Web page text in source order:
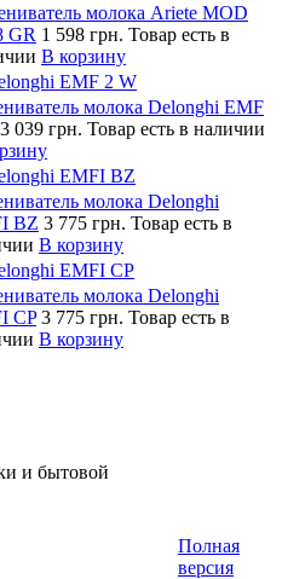
молока Ariete MOD
GR 1 598 грн. Товар есть в
В корзину
EMF 2 W
молока Delonghi EMF
3 039 грн. Товар есть в наличии
EMFI BZ
молока Delonghi
BZ 3 775 грн. Товар есть в
В корзину
EMFI CP
молока Delonghi
CP 3 775 грн. Товар есть в
В корзину
и бытовой
Полная
версия